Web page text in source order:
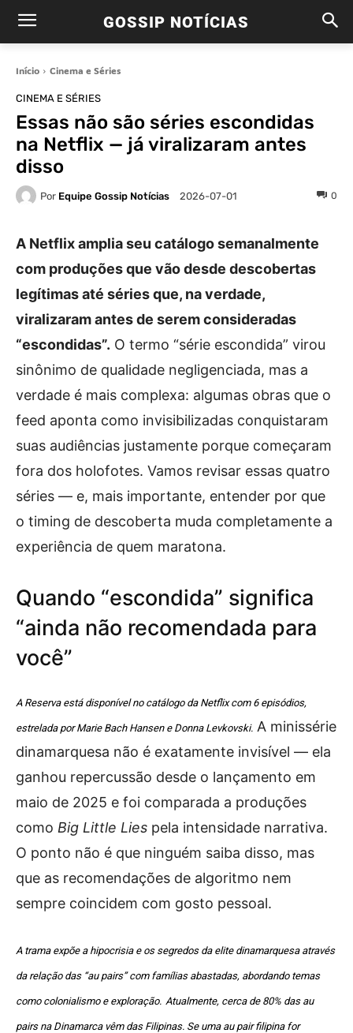
GOSSIP NOTÍCIAS
Início Cinema e Séries
CINEMA E SÉRIES
Essas não são séries escondidas
na Netflix — já viralizaram antes
disso
Por Equipe Gossip Notícias 2026-07-01 0
A Netflix amplia seu catálogo semanalmente
com produções que vão desde descobertas
legítimas até séries que, na verdade,
viralizaram antes de serem consideradas
“escondidas”. O termo “série escondida” virou
sinônimo de qualidade negligenciada, mas a
verdade é mais complexa: algumas obras que o
feed aponta como invisibilizadas conquistaram
suas audiências justamente porque começaram
fora dos holofotes. Vamos revisar essas quatro
séries — e, mais importante, entender por que
o timing de descoberta muda completamente a
experiência de quem maratona.
Quando “escondida” significa
“ainda não recomendada para
você”
A Reserva está disponível no catálogo da Netflix com 6 episódios,
estrelada por Marie Bach Hansen e Donna Levkovski. A minissérie
dinamarquesa não é exatamente invisível — ela
ganhou repercussão desde o lançamento em
maio de 2025 e foi comparada a produções
como Big Little Lies pela intensidade narrativa.
O ponto não é que ninguém saiba disso, mas
que as recomendações de algoritmo nem
sempre coincidem com gosto pessoal.
A trama expõe a hipocrisia e os segredos da elite dinamarquesa através
da relação das “au pairs” com famílias abastadas, abordando temas
como colonialismo e exploração. Atualmente, cerca de 80% das au
pairs na Dinamarca vêm das Filipinas. Se uma au pair filipina for